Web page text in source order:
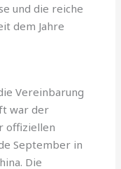
und die reiche
dem Jahre
Vereinbarung
war der
offiziellen
September in
Die